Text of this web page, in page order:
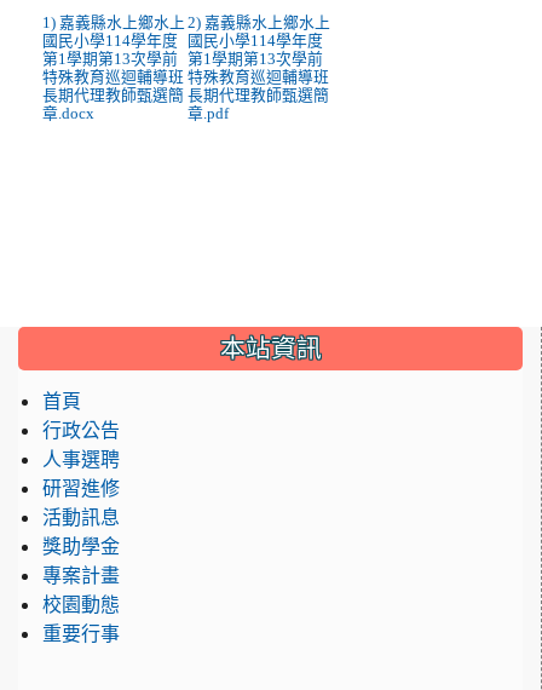
1) 嘉義縣水上鄉水上
國民小學114學年度
第1學期第13次學前
特殊教育巡迴輔導班
長期代理教師甄選簡
章.docx
2) 嘉義縣水上鄉水上
國民小學114學年度
第1學期第13次學前
特殊教育巡迴輔導班
長期代理教師甄選簡
章.pdf
::: 本站資訊
首頁
行政公告
人事選聘
研習進修
活動訊息
獎助學金
專案計畫
校園動態
重要行事